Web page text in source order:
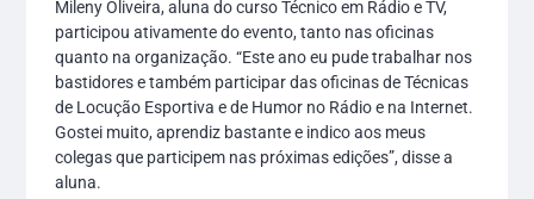
Mileny Oliveira, aluna do curso Técnico em Rádio e TV,
participou ativamente do evento, tanto nas oficinas
quanto na organização. “Este ano eu pude trabalhar nos
bastidores e também participar das oficinas de Técnicas
de Locução Esportiva e de Humor no Rádio e na Internet.
Gostei muito, aprendiz bastante e indico aos meus
colegas que participem nas próximas edições”, disse a
aluna.